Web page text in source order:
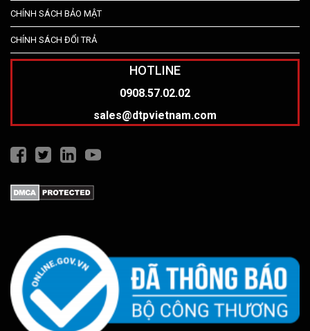
CHÍNH SÁCH BẢO MẬT
CHÍNH SÁCH ĐỔI TRẢ
HOTLINE
0908.57.02.02
sales@dtpvietnam.com